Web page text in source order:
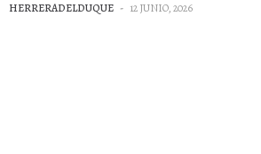
HERRERADELDUQUE - 12 JUNIO, 2026